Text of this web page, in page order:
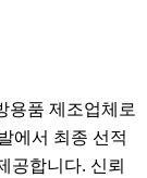
용품 제조업체로
에서 최종 선적
공합니다. 신뢰